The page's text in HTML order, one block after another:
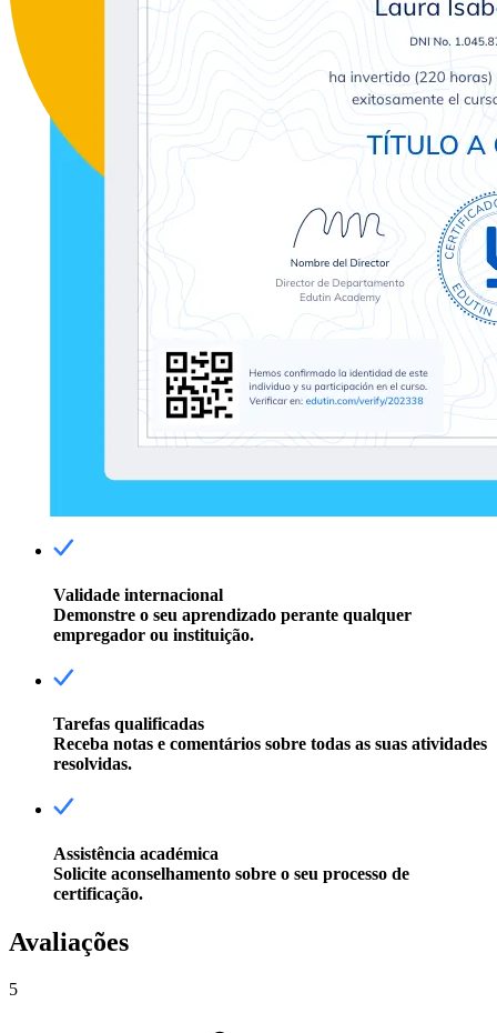
Validade internacional
Demonstre o seu aprendizado perante qualquer
empregador ou instituição.
Tarefas qualificadas
Receba notas e comentários sobre todas as suas atividades
resolvidas.
Assistência académica
Solicite aconselhamento sobre o seu processo de
certificação.
Avaliações
5